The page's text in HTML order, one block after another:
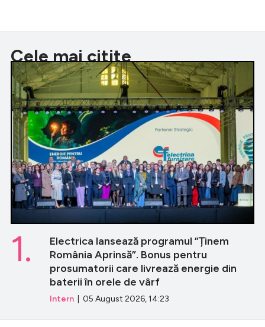
Cele mai citite
Electrica lansează programul ”Ținem
România Aprinsă”. Bonus pentru
prosumatorii care livrează energie din
baterii în orele de vârf
Intern | 05 August 2026, 14:23
1.